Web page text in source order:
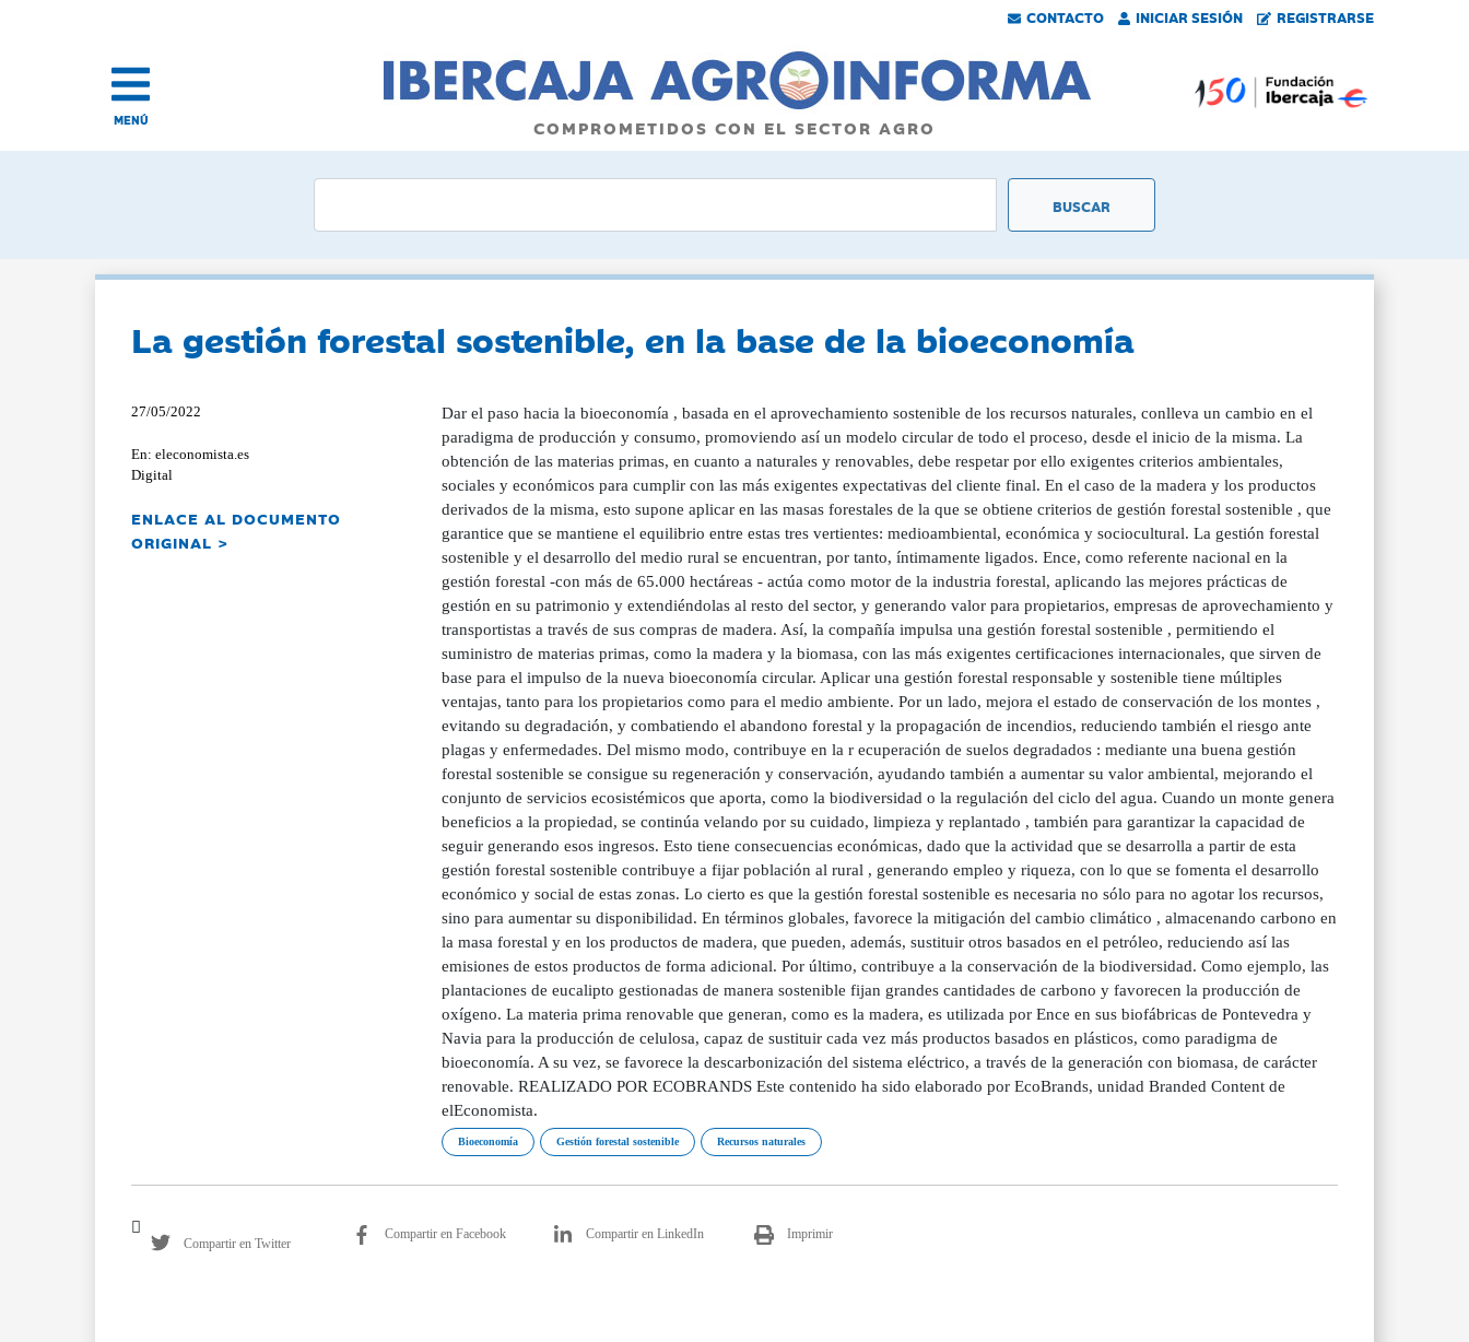
CONTACTO INICIAR SESIÓN REGISTRARSE
MENÚ COMPROMETIDOS CON EL SECTOR AGRO
La gestión forestal sostenible, en la base de la bioeconomía
27/05/2022
En: eleconomista.es
Digital
ENLACE AL DOCUMENTO
ORIGINAL >
Dar el paso hacia la bioeconomía , basada en el aprovechamiento sostenible de los recursos naturales, conlleva un cambio en el
paradigma de producción y consumo, promoviendo así un modelo circular de todo el proceso, desde el inicio de la misma. La
obtención de las materias primas, en cuanto a naturales y renovables, debe respetar por ello exigentes criterios ambientales,
sociales y económicos para cumplir con las más exigentes expectativas del cliente final. En el caso de la madera y los productos
derivados de la misma, esto supone aplicar en las masas forestales de la que se obtiene criterios de gestión forestal sostenible , que
garantice que se mantiene el equilibrio entre estas tres vertientes: medioambiental, económica y sociocultural. La gestión forestal
sostenible y el desarrollo del medio rural se encuentran, por tanto, íntimamente ligados. Ence, como referente nacional en la
gestión forestal -con más de 65.000 hectáreas - actúa como motor de la industria forestal, aplicando las mejores prácticas de
gestión en su patrimonio y extendiéndolas al resto del sector, y generando valor para propietarios, empresas de aprovechamiento y
transportistas a través de sus compras de madera. Así, la compañía impulsa una gestión forestal sostenible , permitiendo el
suministro de materias primas, como la madera y la biomasa, con las más exigentes certificaciones internacionales, que sirven de
base para el impulso de la nueva bioeconomía circular. Aplicar una gestión forestal responsable y sostenible tiene múltiples
ventajas, tanto para los propietarios como para el medio ambiente. Por un lado, mejora el estado de conservación de los montes ,
evitando su degradación, y combatiendo el abandono forestal y la propagación de incendios, reduciendo también el riesgo ante
plagas y enfermedades. Del mismo modo, contribuye en la r ecuperación de suelos degradados : mediante una buena gestión
forestal sostenible se consigue su regeneración y conservación, ayudando también a aumentar su valor ambiental, mejorando el
conjunto de servicios ecosistémicos que aporta, como la biodiversidad o la regulación del ciclo del agua. Cuando un monte genera
beneficios a la propiedad, se continúa velando por su cuidado, limpieza y replantado , también para garantizar la capacidad de
seguir generando esos ingresos. Esto tiene consecuencias económicas, dado que la actividad que se desarrolla a partir de esta
gestión forestal sostenible contribuye a fijar población al rural , generando empleo y riqueza, con lo que se fomenta el desarrollo
económico y social de estas zonas. Lo cierto es que la gestión forestal sostenible es necesaria no sólo para no agotar los recursos,
sino para aumentar su disponibilidad. En términos globales, favorece la mitigación del cambio climático , almacenando carbono en
la masa forestal y en los productos de madera, que pueden, además, sustituir otros basados en el petróleo, reduciendo así las
emisiones de estos productos de forma adicional. Por último, contribuye a la conservación de la biodiversidad. Como ejemplo, las
plantaciones de eucalipto gestionadas de manera sostenible fijan grandes cantidades de carbono y favorecen la producción de
oxígeno. La materia prima renovable que generan, como es la madera, es utilizada por Ence en sus biofábricas de Pontevedra y
Navia para la producción de celulosa, capaz de sustituir cada vez más productos basados en plásticos, como paradigma de
bioeconomía. A su vez, se favorece la descarbonización del sistema eléctrico, a través de la generación con biomasa, de carácter
renovable. REALIZADO POR ECOBRANDS Este contenido ha sido elaborado por EcoBrands, unidad Branded Content de
elEconomista.
Bioeconomía Gestión forestal sostenible Recursos naturales
Compartir en Twitter
Compartir en Facebook Compartir en LinkedIn Imprimir